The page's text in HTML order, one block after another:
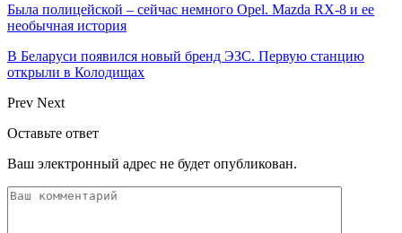
Была полицейской – сейчас немного Opel. Mazda RX-8 и ее
необычная история
В Беларуси появился новый бренд ЭЗС. Первую станцию
открыли в Колодищах
Prev Next
Оставьте ответ
Ваш электронный адрес не будет опубликован.